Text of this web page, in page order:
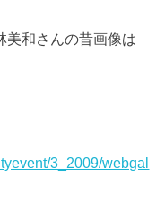
美和さんの昔画像は
3_2009/webgal